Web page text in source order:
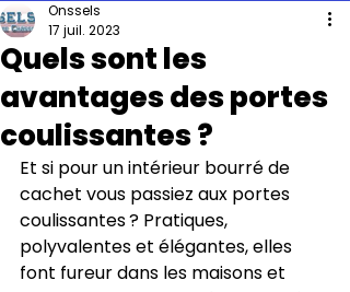
Quels sont les
avantages des portes
coulissantes ?
Onssels
17 juil. 2023
Et si pour un intérieur bourré de
cachet vous passiez aux portes
coulissantes ? Pratiques,
polyvalentes et élégantes, elles
font fureur dans les maisons et